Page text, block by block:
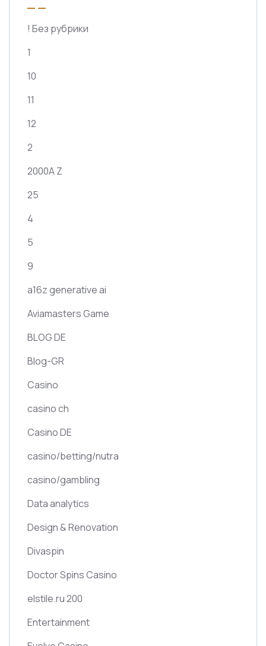
! Без рубрики
1
10
11
12
2
2000A Z
25
4
5
9
a16z generative ai
Aviamasters Game
BLOG DE
Blog-GR
Casino
casino ch
Casino DE
casino/betting/nutra
casino/gambling
Data analytics
Design & Renovation
Divaspin
Doctor Spins Casino
elstile.ru 200
Entertainment